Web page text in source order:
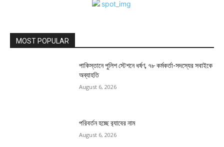
MOST POPULAR
পাকিস্তানে পুলিশ স্টেশনে ধর্ষণ, ৭৮ কর্মকর্তা-সদস্যের সবাইকে
অব্যাহতি
August 6, 2026
পরিবর্তন হচ্ছে র‌্যাবের নাম
August 6, 2026